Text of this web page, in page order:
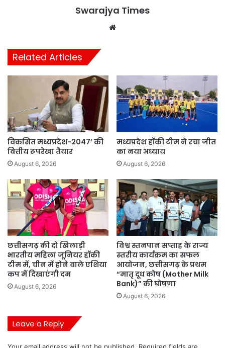
Swarajya Times
Related Articles
विकसित मध्यप्रदेश-2047’ की
वित्तीय रूपरेखा तैयार
August 6, 2026
मध्यप्रदेश हॉकी टीम ने रचा जीत
का नया अध्याय
August 6, 2026
छत्तीसगढ़ की दो खिलाड़ी
भारतीय महिला जूनियर हॉकी
टीम में, चीन में होने वाले एशिया
कप में दिखाएंगी दम
August 6, 2026
विश्व स्तनपान सप्ताह के राज्य
स्तरीय कार्यक्रम का सफल
आयोजन, छत्तीसगढ़ के प्रथम
“मातृ दूध कोष (Mother Milk
Bank)” की घोषणा
August 6, 2026
Leave a Reply